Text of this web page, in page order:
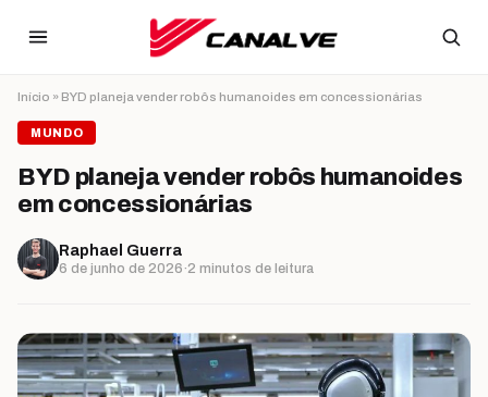
Início » BYD planeja vender robôs humanoides em concessionárias
MUNDO
BYD planeja vender robôs humanoides
em concessionárias
Raphael Guerra
6 de junho de 2026·2 minutos de leitura